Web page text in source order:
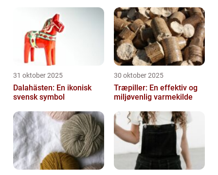
31 oktober 2025
Dalahästen: En ikonisk
svensk symbol
30 oktober 2025
Træpiller: En effektiv og
miljøvenlig varmekilde